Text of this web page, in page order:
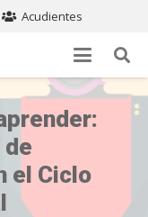
Acudientes
el Ciclo